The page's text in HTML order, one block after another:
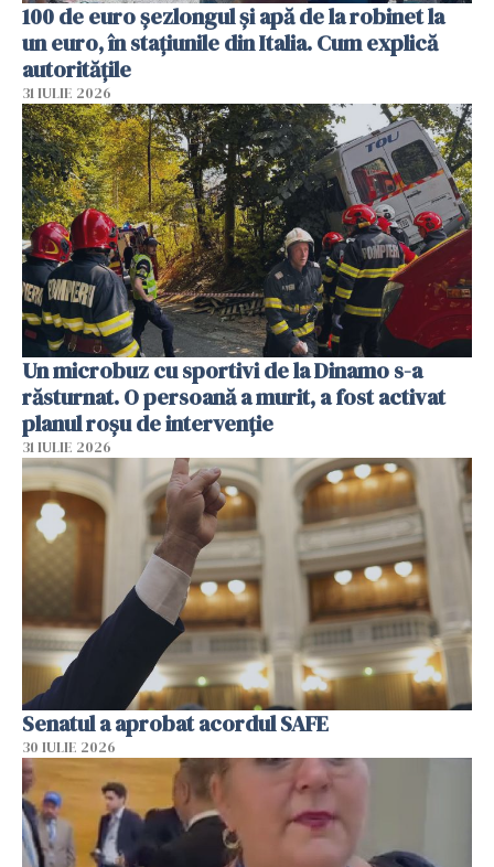
100 de euro șezlongul și apă de la robinet la
un euro, în stațiunile din Italia. Cum explică
autoritățile
31 IULIE 2026
Un microbuz cu sportivi de la Dinamo s-a
răsturnat. O persoană a murit, a fost activat
planul roșu de intervenție
31 IULIE 2026
Senatul a aprobat acordul SAFE
30 IULIE 2026